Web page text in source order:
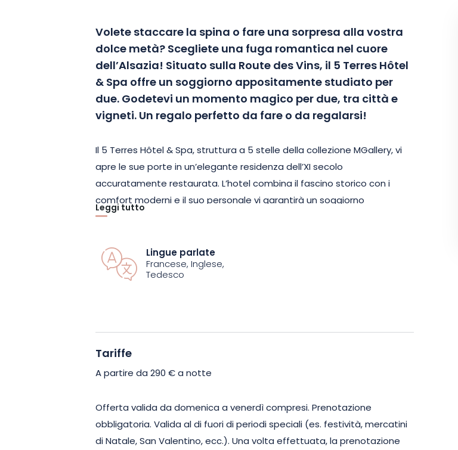
Volete staccare la spina o fare una sorpresa alla vostra
dolce metà? Scegliete una fuga romantica nel cuore
dell’Alsazia! Situato sulla Route des Vins, il 5 Terres Hôtel
& Spa offre un soggiorno appositamente studiato per
due. Godetevi un momento magico per due, tra città e
vigneti. Un regalo perfetto da fare o da regalarsi!
Il 5 Terres Hôtel & Spa, struttura a 5 stelle della collezione MGallery, vi
apre le sue porte in un’elegante residenza dell’XI secolo
accuratamente restaurata. L’hotel combina il fascino storico con i
comfort moderni e il suo personale vi garantirà un soggiorno
incantevole.
Trascorrete una notte indimenticabile in questo rifugio senza tempo!
Sarete accolti in una camera Classique, elegante e confortevole.
All’arrivo vi verranno offerti 2 bicchieri di Crémant d’Alsace e il mattino
Potrete concedervi un po’ di relax nella Spa, aperta per tutta la durata
del soggiorno. Gli animali domestici sono i benvenuti e un garage o un
vostro soggiorno.
Prenotate ora e godetevi un’eccezionale pausa romantica!
Leggi tutto
Lingue parlate
Francese, Inglese,
Tedesco
Tariffe
A partire da 290 € a notte
Offerta valida da domenica a venerdì compresi. Prenotazione
obbligatoria. Valida al di fuori di periodi speciali (es. festività, mercatini
di Natale, San Valentino, ecc.). Una volta effettuata, la prenotazione